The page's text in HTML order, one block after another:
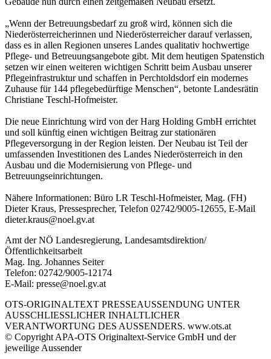
„Wenn der Betreuungsbedarf zu groß wird, können sich die
Niederösterreicherinnen und Niederösterreicher darauf verlassen,
dass es in allen Regionen unseres Landes qualitativ hochwertige
Pflege- und Betreuungsangebote gibt. Mit dem heutigen Spatenstich
setzen wir einen weiteren wichtigen Schritt beim Ausbau unserer
Pflegeinfrastruktur und schaffen in Perchtoldsdorf ein modernes
Zuhause für 144 pflegebedürftige Menschen“, betonte Landesrätin
Christiane Teschl-Hofmeister.
Die neue Einrichtung wird von der Harg Holding GmbH errichtet
und soll künftig einen wichtigen Beitrag zur stationären
Pflegeversorgung in der Region leisten. Der Neubau ist Teil der
umfassenden Investitionen des Landes Niederösterreich in den
Ausbau und die Modernisierung von Pflege- und
Betreuungseinrichtungen.
Nähere Informationen: Büro LR Teschl-Hofmeister, Mag. (FH)
Dieter Kraus, Pressesprecher, Telefon 02742/9005-12655, E-Mail
dieter.kraus@noel.gv.at
Amt der NÖ Landesregierung, Landesamtsdirektion/
Öffentlichkeitsarbeit
Mag. Ing. Johannes Seiter
Telefon: 02742/9005-12174
E-Mail: presse@noel.gv.at
OTS-ORIGINALTEXT PRESSEAUSSENDUNG UNTER
AUSSCHLIESSLICHER INHALTLICHER
VERANTWORTUNG DES AUSSENDERS. www.ots.at
© Copyright APA-OTS Originaltext-Service GmbH und der
jeweilige Aussender